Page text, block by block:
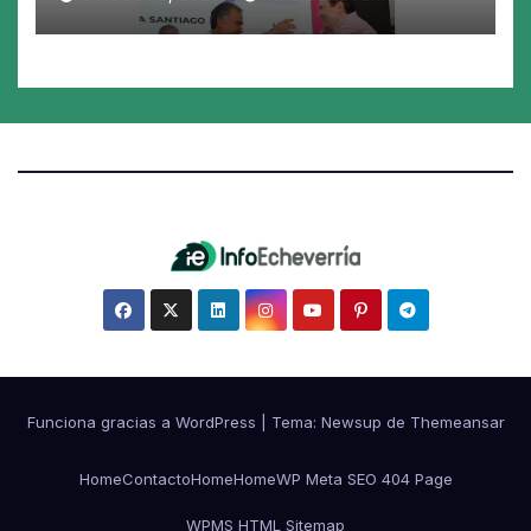
en los 26 municipios
Funciona gracias a WordPress Tema: Newsup de Themeansar
HomeContactoHomeHomeWP Meta SEO 404 Page
WPMS HTML Sitemap